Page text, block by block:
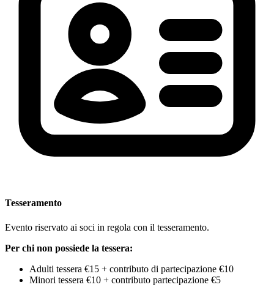
Tesseramento
Evento riservato ai soci in regola con il tesseramento.
Per chi non possiede la tessera:
Adulti tessera €15 + contributo di partecipazione €10
Minori tessera €10 + contributo partecipazione €5